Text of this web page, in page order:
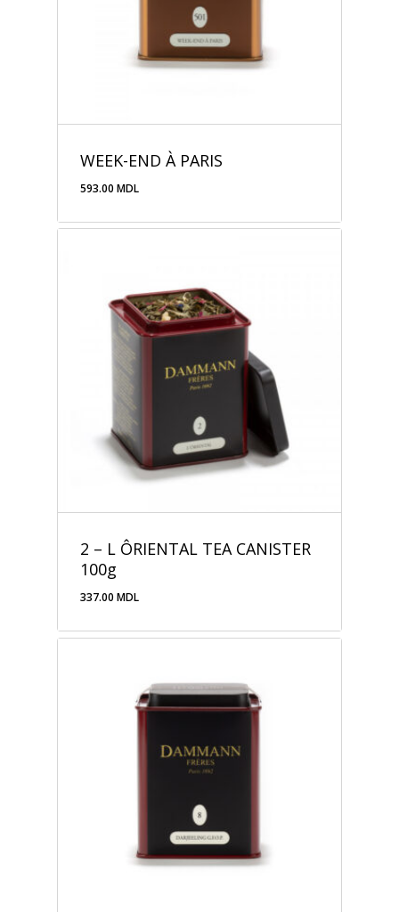
WEEK-END À PARIS
593.00 MDL
2 – L ÔRIENTAL TEA CANISTER
100g
337.00 MDL